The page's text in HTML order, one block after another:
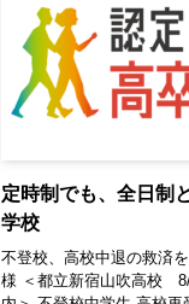
定時制でも、全日制
学校
不登校、高校中退の救済
様 ＜都立新宿山吹高校